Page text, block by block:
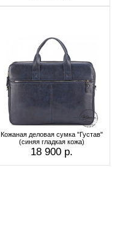
Кожаная деловая сумка "Густав"
(синяя гладкая кожа)
18 900 р.